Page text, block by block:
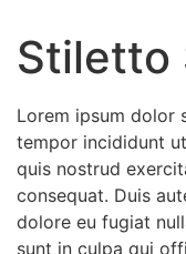
Stiletto
Lorem ipsum dolor
tempor incididunt
quis nostrud
consequat. Duis
dolore eu fugiat
sunt in culpa qui